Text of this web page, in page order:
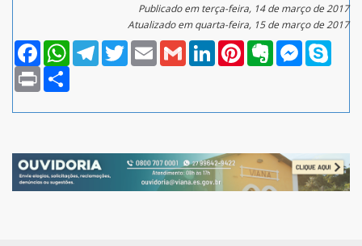
Publicado em terça-feira, 14 de março de 2017
Atualizado em quarta-feira, 15 de março de 2017
FacebookWhatsAppTelegramTwitterEmail Gmail LinkedInPinterestEvernoteMessenger
Print